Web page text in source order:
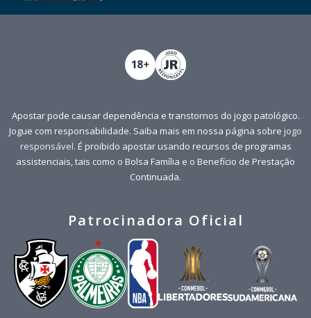
Apostar pode causar dependência e transtornos do jogo patológico.
Jogue com responsabilidade. Saiba mais em nossa página sobre jogo
responsável. É proibido apostar usando recursos de programas
assistenciais, tais como o Bolsa Família e o Benefício de Prestação
Continuada.
Patrocinadora Oficial